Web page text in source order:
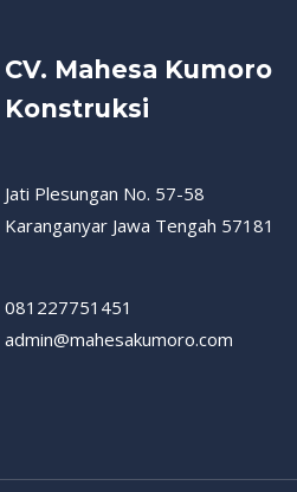
CV. Mahesa Kumoro
Konstruksi
Jati Plesungan No. 57-58
Karanganyar Jawa Tengah 57181
081227751451
admin@mahesakumoro.com